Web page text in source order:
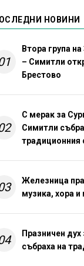
НОВИНИ
Втора група
– Симитли
Брестово
С мерак за
Симитли
традиционния
Железница
музика, хора и
Празничен
събраха на